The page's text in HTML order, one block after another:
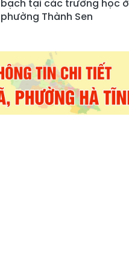
bạch tại các trường học ở
phường Thành Sen